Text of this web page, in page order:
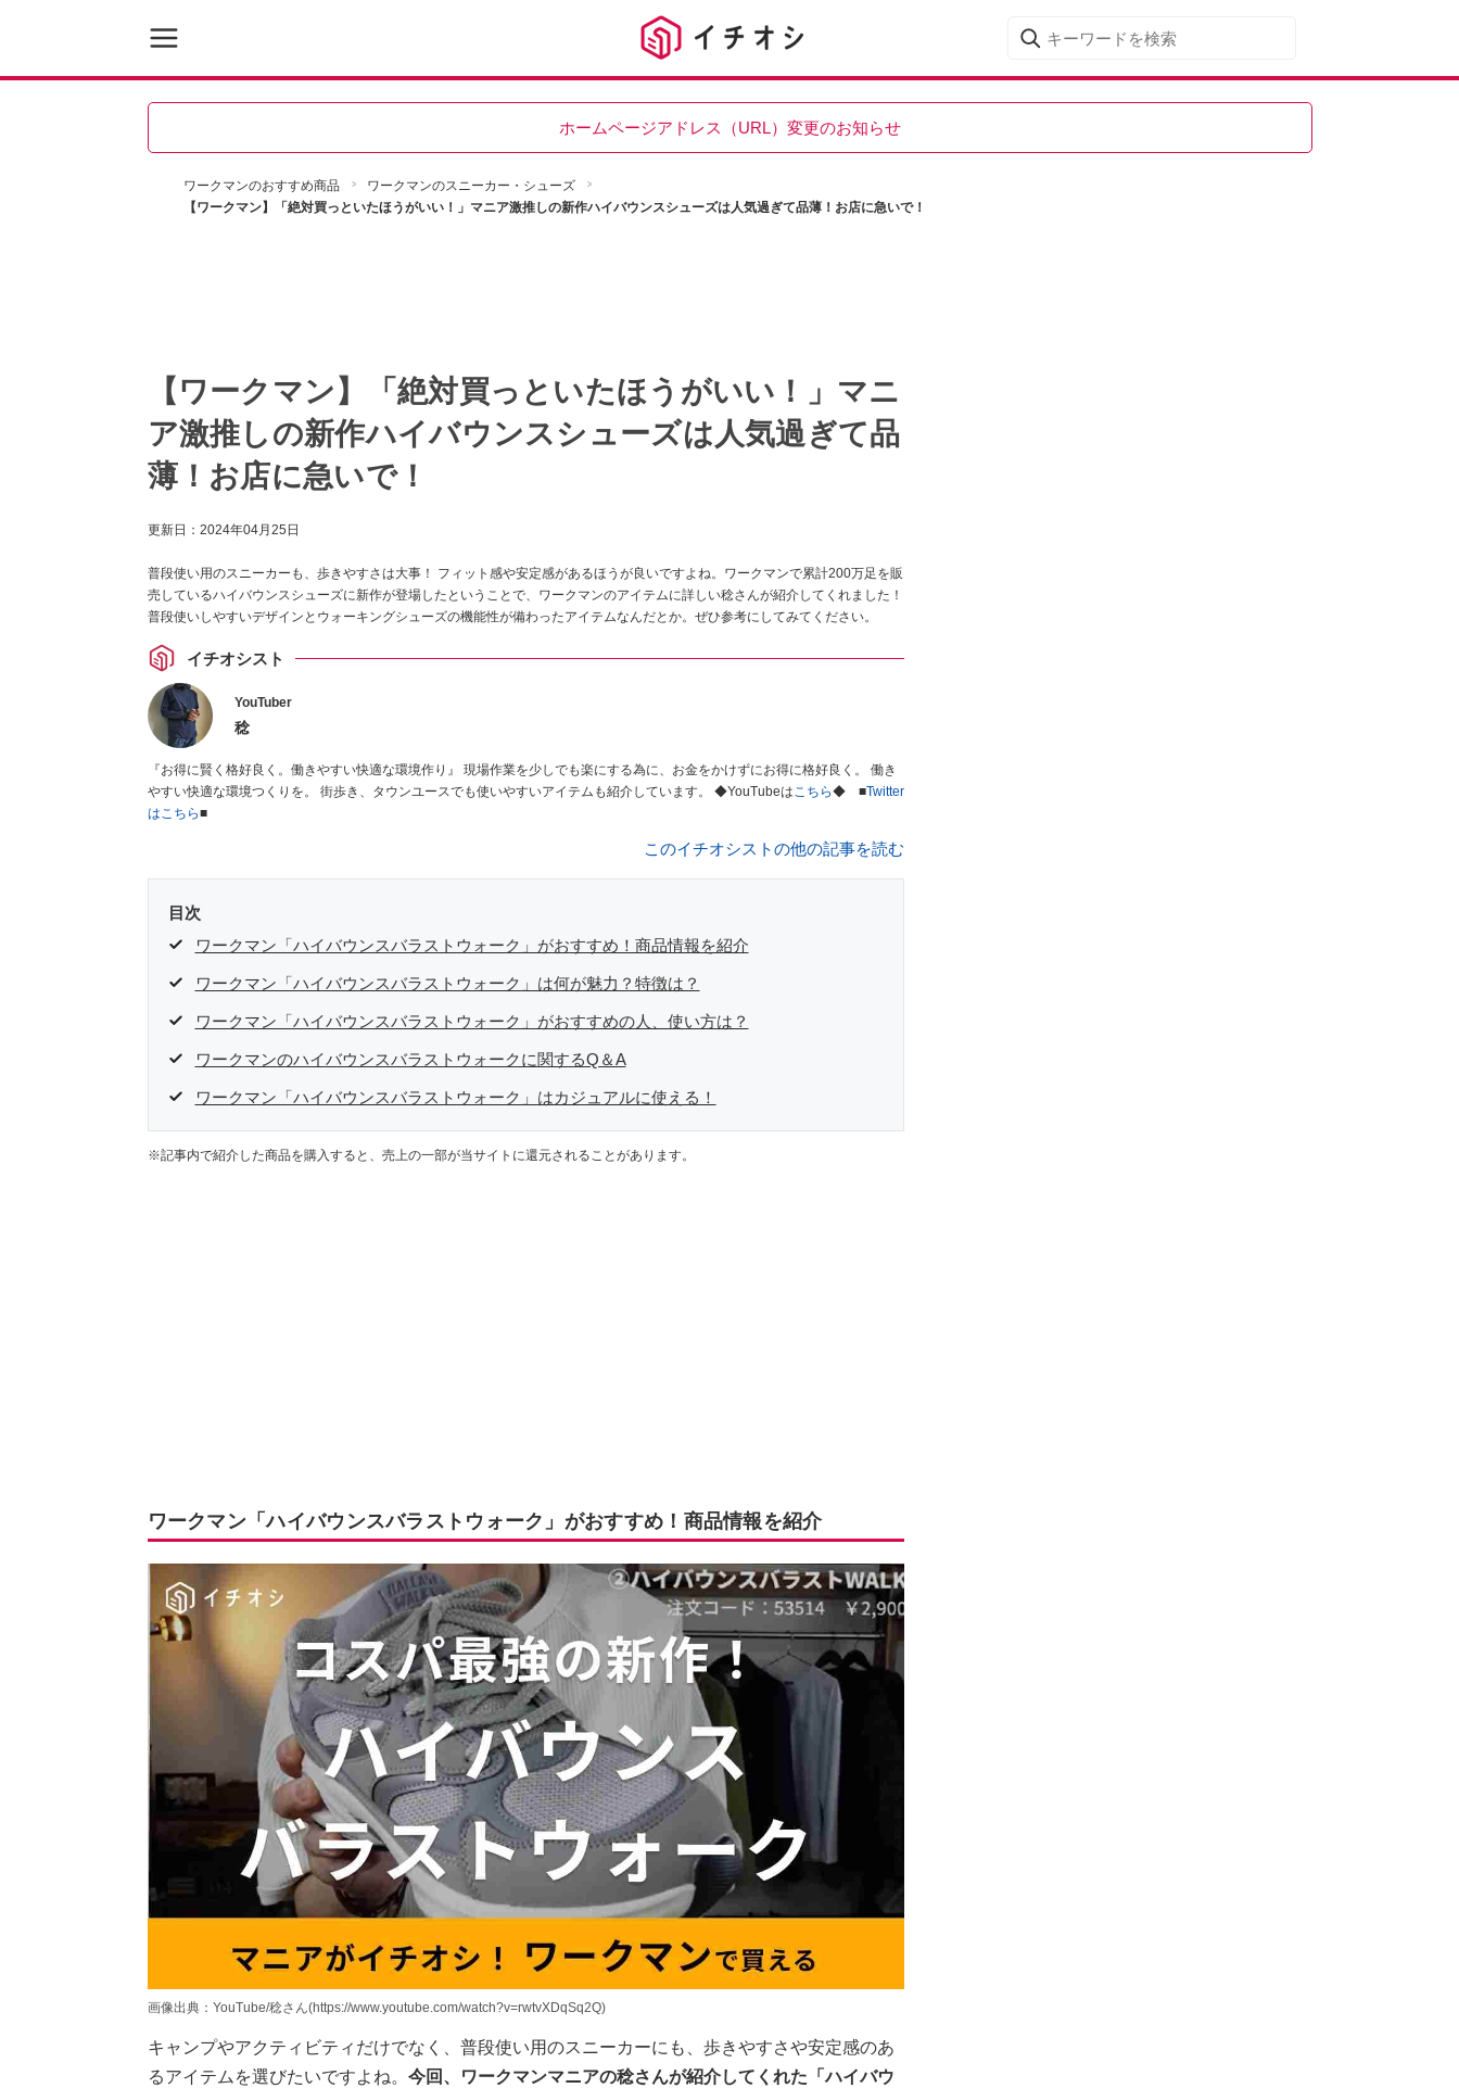
ホームページアドレス（URL）変更のお知らせ
ワークマンのおすすめ商品
ワークマンのスニーカー・シューズ
【ワークマン】「絶対買っといたほうがいい！」マニア激推しの新作ハイバウンスシューズは人気過ぎて品薄！お店に急いで！
【ワークマン】「絶対買っといたほうがいい！」マニ
ア激推しの新作ハイバウンスシューズは人気過ぎて品
薄！お店に急いで！
更新日： 2024年04月25日
普段使い用のスニーカーも、歩きやすさは大事！ フィット感や安定感があるほうが良いですよね。ワークマンで累計200万足を販
売しているハイバウンスシューズに新作が登場したということで、ワークマンのアイテムに詳しい稔さんが紹介してくれました！
普段使いしやすいデザインとウォーキングシューズの機能性が備わったアイテムなんだとか。ぜひ参考にしてみてください。
イチオシスト
YouTuber
稔
『お得に賢く格好良く。働きやすい快適な環境作り』 現場作業を少しでも楽にする為に、お金をかけずにお得に格好良く。 働き
やすい快適な環境つくりを。 街歩き、タウンユースでも使いやすいアイテムも紹介しています。 ◆YouTubeはこちら◆ ■Twitter
はこちら■
このイチオシストの他の記事を読む
目次
ワークマン「ハイバウンスバラストウォーク」がおすすめ！商品情報を紹介
ワークマン「ハイバウンスバラストウォーク」は何が魅力？特徴は？
ワークマン「ハイバウンスバラストウォーク」がおすすめの人、使い方は？
ワークマンのハイバウンスバラストウォークに関するQ＆A
ワークマン「ハイバウンスバラストウォーク」はカジュアルに使える！
※記事内で紹介した商品を購入すると、売上の一部が当サイトに還元されることがあります。
ワークマン「ハイバウンスバラストウォーク」がおすすめ！商品情報を紹介
画像出典：YouTube/稔さん(https://www.youtube.com/watch?v=rwtvXDqSq2Q)
キャンプやアクティビティだけでなく、普段使い用のスニーカーにも、歩きやすさや安定感のあ
るアイテムを選びたいですよね。 今回、ワークマンマニアの稔さんが紹介してくれた「ハイバウ